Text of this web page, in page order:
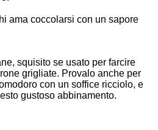
ama coccolarsi con un sapore
squisito se usato per farcire
grigliate. Provalo anche per
con un soffice ricciolo, e
gustoso abbinamento.